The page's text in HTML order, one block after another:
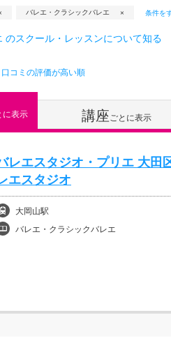
バレエ・クラシックバレエ 条件を
のスクール・レッスンについて知る
口コミの評価が高い順
に表示 講座ごとに表示
レエスタジオ・プリエ 大
エスタジオ
大岡山駅
バレエ・クラシックバレエ